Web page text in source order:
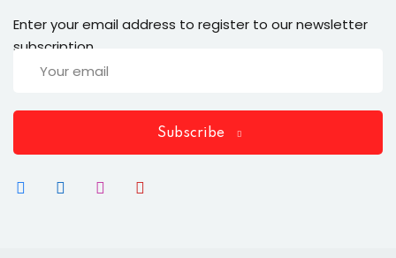
Enter your email address to register to our newsletter
subscription
Subscribe